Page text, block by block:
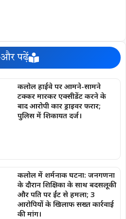
और पढ़ें
कलोल हाईवे पर आमने-सामने
टक्कर मारकर एक्सीडेंट करने के
बाद आरोपी कार ड्राइवर फरार;
पुलिस में शिकायत दर्ज।
कलोल में शर्मनाक घटना: जनगणना
के दौरान शिक्षिका के साथ बदसलूकी
और पति पर ईंट से हमला; 3
आरोपियों के खिलाफ सख्त कार्रवाई
की मांग।